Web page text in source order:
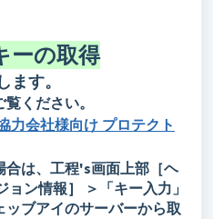
ーの取得
す。
ください。
力会社様向け プロテクト
は、工程's画面上部［ヘ
ョン情報］
＞「キー入力」
ッブアイのサーバーから取